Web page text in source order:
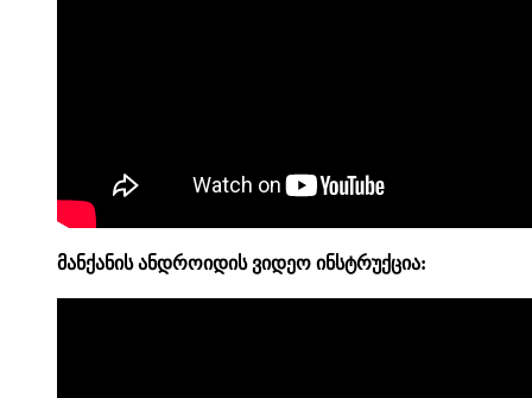
მანქანის ანდროიდის ვიდეო ინსტრუქცია: